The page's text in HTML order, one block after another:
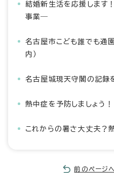
結婚新生活を応援します
事業―
名古屋市こども誰でも通
内）
名古屋城現天守閣の記録
熱中症を予防しましょう！
これからの暑さ大丈夫？
前のページ